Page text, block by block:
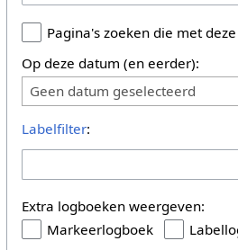
Pagina's zoeken die met
Op deze datum (en eerder):
Geen datum geselecteerd
Labelfilter:
Extra logboeken weergeven:
Markeerlogboek